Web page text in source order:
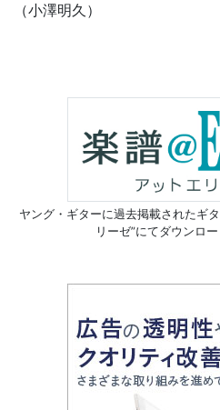
（小澤明久）
ヤング・ギターに過去掲載されたギタ
リーゼ”にてダウンロ